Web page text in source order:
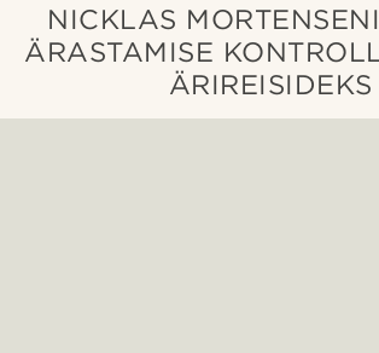
NICKLAS
ÄRASTAMISE
ÄRIREISIDEKS